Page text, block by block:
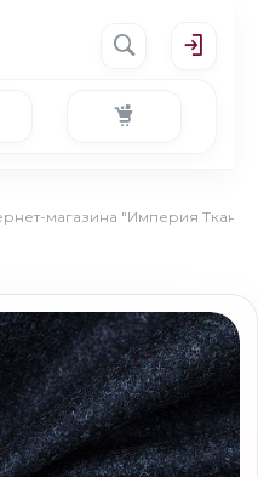
магазина "Империя Ткани"